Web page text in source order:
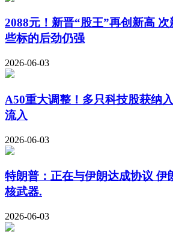
2088元！新晋“股王”再创新高
些标的后劲仍强
2026-06-03
A50重大调整！多只科技股获纳
流入
2026-06-03
特朗普：正在与伊朗达成协议 伊
核武器.
2026-06-03